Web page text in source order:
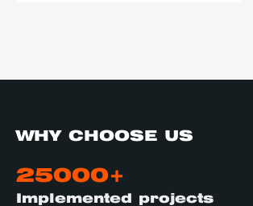
WHY CHOOSE US
25000+
Implemented projects